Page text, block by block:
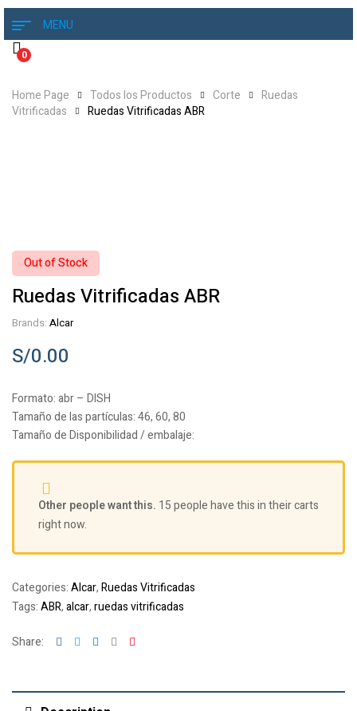
MENU
0
Home Page Todos los Productos Corte
Ruedas
Vitrificadas
Ruedas Vitrificadas ABR
Out of Stock
Ruedas Vitrificadas ABR
Brands: Alcar
S/0.00
Formato:abr – DISH
Tamaño de las partículas:46, 60, 80
Tamaño de Disponibilidad / embalaje:
Other people want this. 15 people have this in their carts
right now.
Categories:Alcar,Ruedas Vitrificadas
Tags:ABR,alcar,ruedas vitrificadas
Share: FacebookTwitterLinkedinGoogle+